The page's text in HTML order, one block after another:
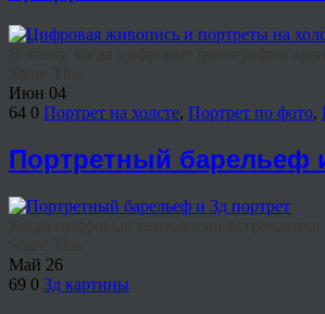
Июн 04
64 0 Портрет на холсте, Портрет по фото,
Портретный барельеф
Май 26
69 0 3д картины